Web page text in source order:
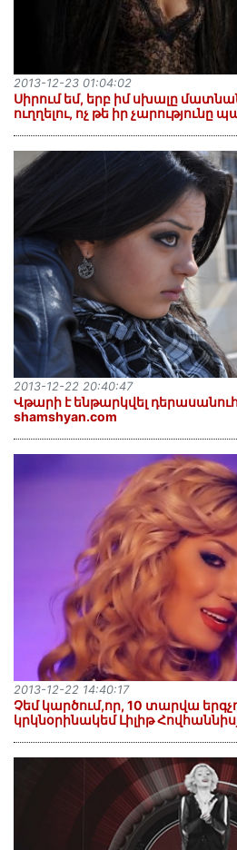
Սիրում եմ, երբ իմ սխալը
ուղղելու, ոչ թե իր չարությունը
2013-12-23 01:04:02
Վթարի է ենթարկվել
shamshyan.com
2013-12-22 20:40:47
Չեմ կարծում,որ, 10 տարվա
կրկնօրինակեմ Լիլիթ
2013-12-22 14:40:17